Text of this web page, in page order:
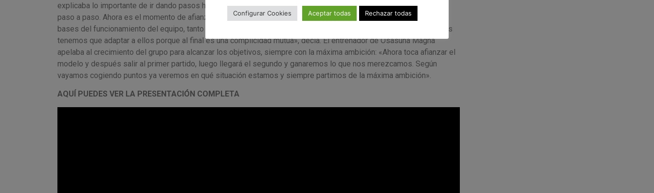
explicaba lo importante de ir dando pasos hacia adelante: «Desde el primer momento hemos dicho que hay que ir
paso a paso. Ahora es el momento de afianzar la forma de jugar, el modelo de juego, que ellos vayan cogiendo las
bases del funcionamiento del equipo, tanto dentro como fuera de la pista. También nosotros los que estábamos nos
tenemos que adaptar a ellos porque al final es una complicidad mutua», decía. El entrenador de Osasuna Magna
apelaba al crecimiento del grupo para alcanzar los objetivos, siempre con la máxima ambición: «Ahora toca afianzar el
modelo y después salir al primer partido, luego llegará el segundo y ganaremos lo que nos merezcamos. Según
vayamos cogiendo puntos ya veremos en qué situación estamos y siempre partimos de la máxima ambición».
AQUÍ PUEDES VER LA PRESENTACIÓN COMPLETA
Configurar Cookies Aceptar todas Rechazar todas